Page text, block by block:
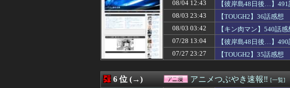
08/06 17:05
【悲報】かつて650万部を誇った「週
08/06 17:04
シャニマスのアニメ、なぜか作られ
08/06 17:00
【ラブライブ！】5回目の金沢一人旅
08/06 16:46
【画像】オタク「実際にプレイした
08/06 16:40
【速報】ホロライブのソシャゲ、課
08/06 16:29
【悲報】みい山作者「山田≒自分は
【衝撃】年収300万で結婚、とんで
08/06 16:05
【エロゲ】今やってるエロゲ、一番
08/06 16:02
※月光蝶が木星まで届くって本当なの
08/04 12:43
【彼岸島48日後…】
08/03 23:43
【TOUGH2】36話感
08/03 03:42
【キン肉マン】540話
07/28 13:04
【彼岸島48日後…】
07/27 23:27
【TOUGH2】35話感
6 位 (→) アニメつぶやき速報‼︎ [一覧]